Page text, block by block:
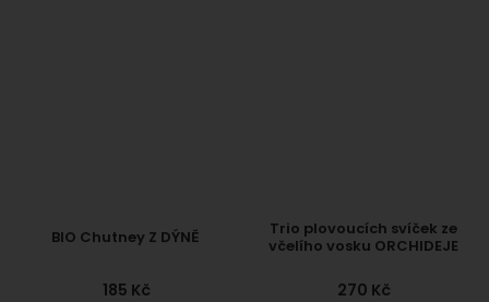
BIO Chutney Z DÝNĚ
185 Kč
Trio plovoucích svíček ze
včelího vosku ORCHIDEJE
270 Kč